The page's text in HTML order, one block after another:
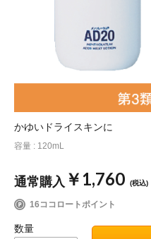
ログイン / 新
商品を探す
美容・スキンケア
∟ スキンケア
ポイントを貯める
ジャーナル (美容情報・健康情報・読
スタッフのお気に入り
ご案内
新着情報
個人情報の取り扱い
かゆいドライスキンに
容量 : 120mL
通常購入 ￥1,760 (税込)
16ココロートポイント
数量